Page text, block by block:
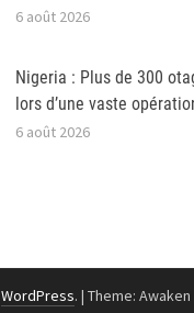
6 août 2026
Nigeria : Plus de 300
lors d’une vaste
6 août 2026
WordPress. | Theme: